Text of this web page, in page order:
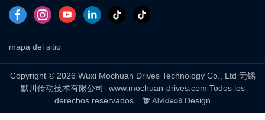
mapa del sitio
Copyright © 2026 Wuxi Mochuan Drives Technology Co., Ltd 无锡
默川传动技术有限公司- www.mochuan-drives.com Todos los
derechos reservados.
Design